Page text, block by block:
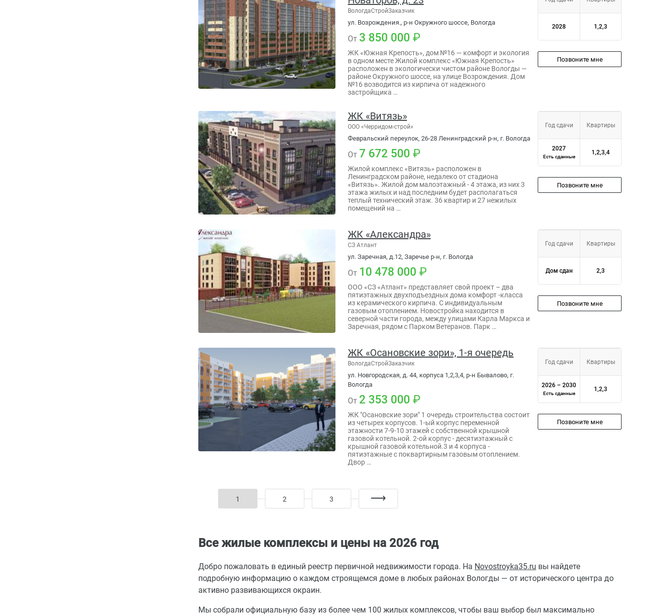
ВологдаСтройЗаказчик
ул. Возрождения., р-н Окружного шоссе, Вологда
От 3 850 000
ЖК «Южная Крепость», дом №16 — комфорт и экология
в одном месте Жилой комплекс «Южная Крепость»
расположен в экологически чистом районе Вологды —
районе Окружного шоссе, на улице Возрождения. Дом
№16 возводится из кирпича от надежного
застройщика …
2028 1,2,3
Позвоните мне
ЖК «Витязь»
ООО «Черридом-строй»
Февральский переулок, 26-28 Ленинградский р-н, г. Вологда
От 7 672 500
Жилой комплекс «Витязь» расположен в
Ленинградском районе, недалеко от стадиона
«Витязь». Жилой дом малоэтажный - 4 этажа, из них 3
этажа жилых и над последним будет располагаться
теплый технический этаж. 36 квартир и 27 нежилых
помещений на …
Год сдачи Квартиры
2027
Есть сданные
1,2,3,4
Позвоните мне
ЖК «Александра»
СЗ Атлант
ул. Заречная, д.12, Заречье р-н, г. Вологда
От 10 478 000
ООО «СЗ «Атлант» представляет свой проект – два
пятиэтажных двухподъездных дома комфорт -класса
из керамического кирпича. С индивидуальным
газовым отоплением. Новостройка находится в
северной части города, между улицами Карла Маркса и
Заречная, рядом с Парком Ветеранов. Парк …
Год сдачи Квартиры
Дом сдан 2,3
Позвоните мне
ЖК «Осановские зори», 1-я очередь
ВологдаСтройЗаказчик
ул. Новгородская, д. 44, корпуса 1,2,3,4, р-н Бывалово, г.
Вологда
От 2 353 000
ЖК "Осановские зори" 1 очередь строительства состоит
из четырех корпусов. 1-ый корпус переменной
этажности 7-9-10 этажей с собственной крышной
газовой котельной. 2-ой корпус - десятиэтажный с
крышной газовой котельной.3 и 4 корпуса -
пятиэтажные с поквартирным газовым отоплением.
Двор …
Год сдачи Квартиры
2026 – 2030
Есть сданные
1,2,3
Позвоните мне
1 2 3
Все жилые комплексы и цены на 2026 год
Добро пожаловать в единый реестр первичной недвижимости города. На Novostroyka35.ru вы найдете
подробную информацию о каждом строящемся доме в любых районах Вологды — от исторического центра до
активно развивающихся окраин.
Мы собрали официальную базу из более чем 100 жилых комплексов, чтобы ваш выбор был максимально